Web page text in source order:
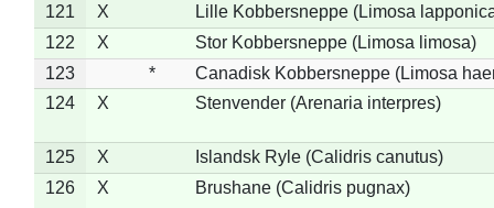
121
X
Lille Kobbersneppe (Limosa
122
X
Stor Kobbersneppe (Limosa limosa)
123
*
Canadisk Kobbersneppe (Limosa
124
X Stenvender (Arenaria interpres)
125 X
Islandsk Ryle (Calidris canutus)
126
X Brushane (Calidris pugnax)